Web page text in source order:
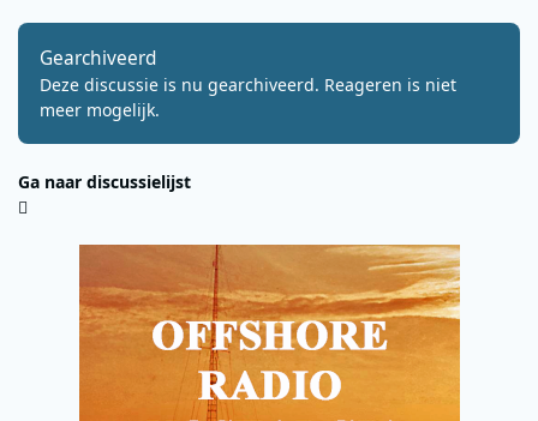
Gearchiveerd
Deze discussie is nu gearchiveerd. Reageren is niet
meer mogelijk.
Ga naar discussielijst